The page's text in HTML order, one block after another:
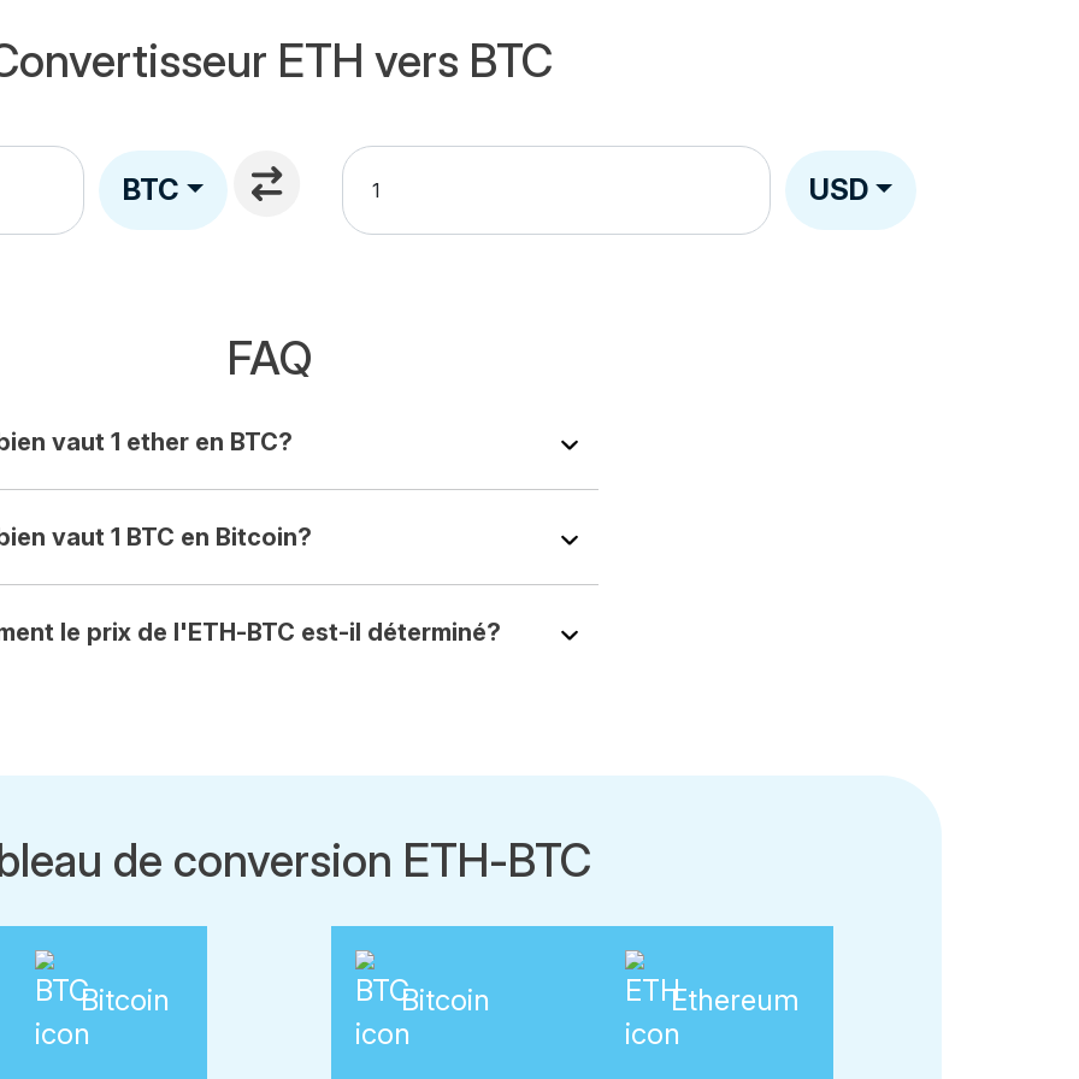
ETH vers BTC
BTC USD
FAQ
vaut 1 ether en BTC?
vaut 1 BTC en Bitcoin?
le prix de l'ETH-BTC est-il déterminé?
de conversion ETH-BTC
Bitcoin Bitcoin Ethereum